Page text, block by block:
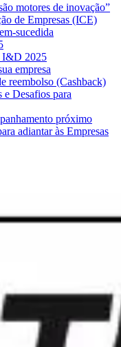
motores de inovação”
de Empresas (ICE)
sucedida
I&D 2025
empresa
reembolso (Cashback)
Desafios para
próximo
adiantar às Empresas